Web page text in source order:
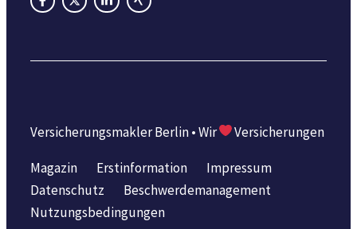
Versicherungsmakler Berlin • Wir Versicherungen
Magazin Erstinformation
Impressum
Datenschutz
Beschwerdemanagement
Nutzungsbedingungen